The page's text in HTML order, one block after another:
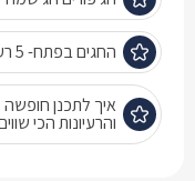
החגים בפתח- 5 רעיונות למה עושים בחופש
איך לתכנן
והרעיונות הכי